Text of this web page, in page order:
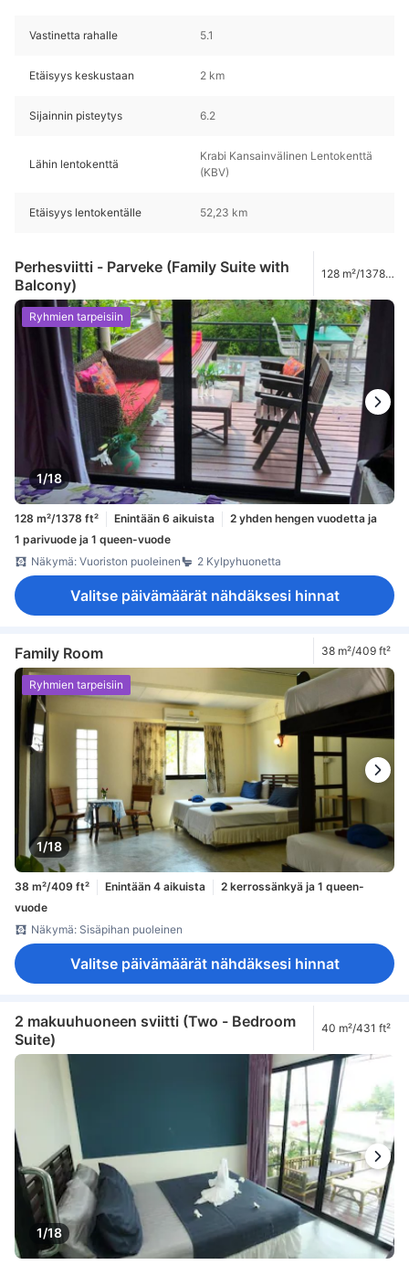
Vastinetta rahalle 5.1
Etäisyys keskustaan 2 km
Sijainnin pisteytys 6.2
Lähin lentokenttä
Krabi Kansainvälinen Lentokenttä
(KBV)
Etäisyys lentokentälle 52,23 km
Perhesviitti - Parveke (Family Suite with
Balcony)
128 m²/1378
1/18
Ryhmien tarpeisiin
128 m²/1378 ft² Enintään 6 aikuista
2 yhden hengen vuodetta ja
1 parivuode ja 1 queen-vuode
Näkymä: Vuoriston puoleinen
2 Kylpyhuonetta
Valitse päivämäärät nähdäksesi hinnat
Family Room 38 m²/409 ft²
1/18
Ryhmien tarpeisiin
38 m²/409 ft² Enintään 4 aikuista
2 kerrossänkyä ja 1 queen-
vuode
Näkymä: Sisäpihan puoleinen
Valitse päivämäärät nähdäksesi hinnat
2 makuuhuoneen sviitti (Two - Bedroom
Suite)
40 m²/431 ft²
1/18